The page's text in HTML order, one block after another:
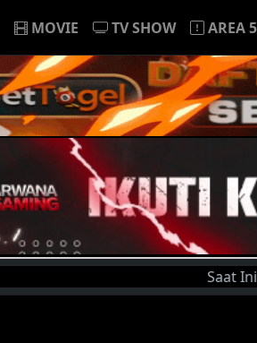
MOVIE TV SHOW AREA
Saat Ini